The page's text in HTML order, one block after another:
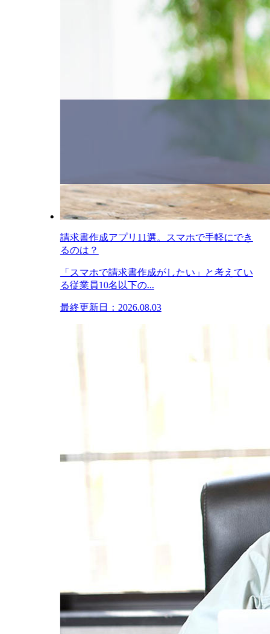
請求書作成アプリ11選。スマホで手軽にでき
るのは？
「スマホで請求書作成がしたい」と考えてい
る従業員10名以下の...
最終更新日：2026.08.03